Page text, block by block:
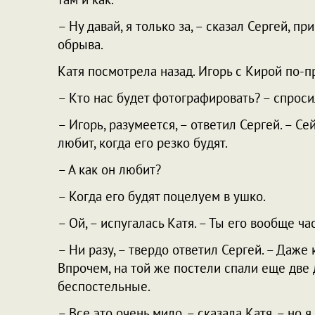
– Ну давай, я только за, – сказал Сергей,
обрыва.
Катя посмотрела назад. Игорь с Кирой по-
– Кто нас будет фотографировать? –
– Игорь, разумеется, – ответил Сергей. –
любит, когда его резко будят.
– А как он любит?
– Когда его будят поцелуем в ушко.
– Ой, – испугалась Катя. – Ты его вообще
– Ни разу, – твердо ответил Сергей. –
Впрочем, на той же постели спали еще
беспостельные.